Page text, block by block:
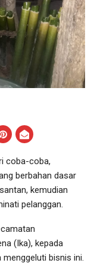
coba-coba,
berbahan dasar
kemudian
pelanggan.
(Ika), kepada
bisnis ini.